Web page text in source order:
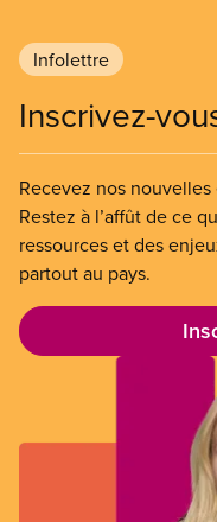
Infolettre
Inscrivez-
Recevez nos
Restez à l’affût de ce
ressources et des
partout au pays.